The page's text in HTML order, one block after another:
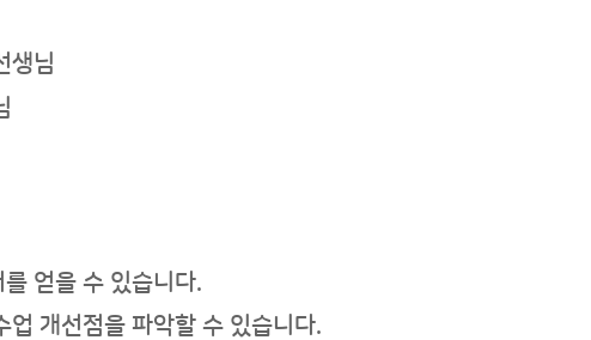
생님
얻을 수 있습니다.
개선점을 파악할 수 있습니다.